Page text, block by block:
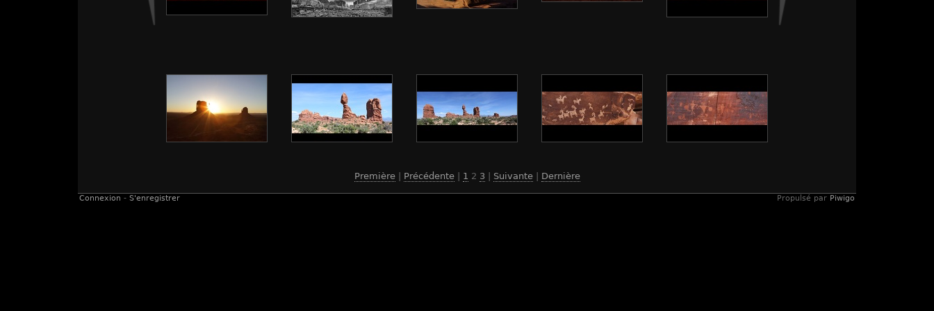
Première| Précédente| 1 2 3| Suivante| Dernière
Connexion - S'enregistrer Propulsé par Piwigo